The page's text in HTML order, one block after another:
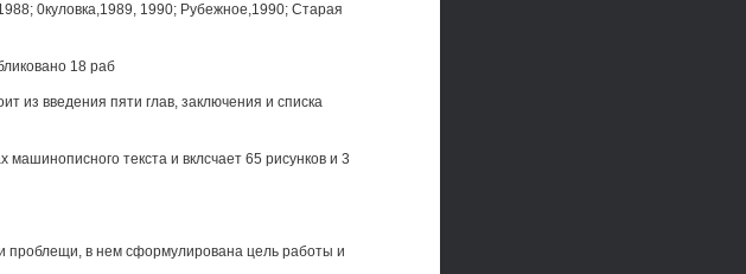
0куловка,1989, 1990; Рубежное,1990; Старая
18 раб
из введения пяти глав, заключения и списка
текста и вклсчает 65 рисунков и 3
проблещи, в нем сформулирована цель работы и